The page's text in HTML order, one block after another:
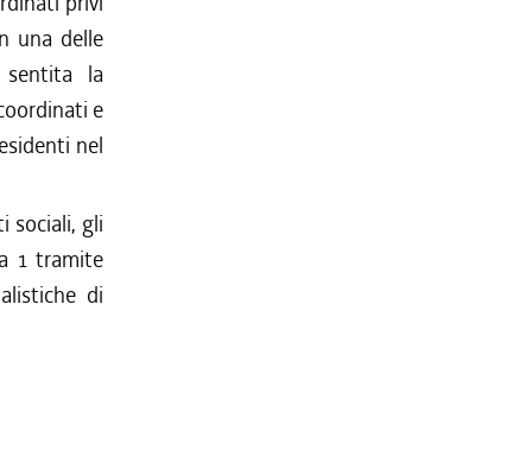
una delle
sentita la
e
nel
sociali, gli
1 tramite
di